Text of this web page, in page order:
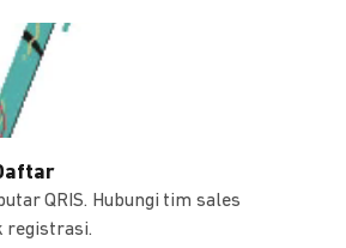
QRIS. Hubungi tim sales
registrasi.